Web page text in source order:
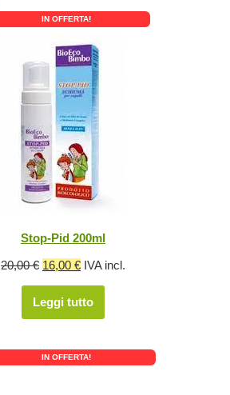
45,00 €.36,00 €.
IN OFFERTA!
Stop-Pid 200ml
20,00€ Il
prezzo
originale
20,00 €.
16,00 €Il
prezzo
attuale
16,00 €.
IVA incl.
Leggi tutto
IN OFFERTA!